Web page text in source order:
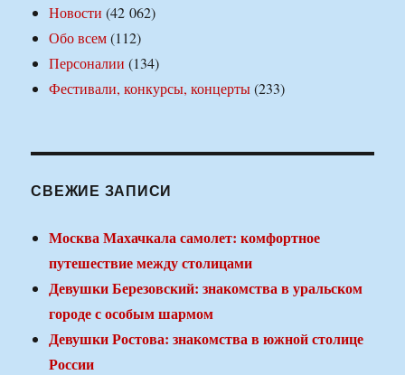
Новости (42 062)
Обо всем(112)
Персоналии (134)
Фестивали, конкурсы, концерты(233)
СВЕЖИЕ ЗАПИСИ
Москва Махачкала самолет: комфортное
путешествие между столицами
Девушки Березовский: знакомства в уральском
городе с особым шармом
Девушки Ростова: знакомства в южной столице
России